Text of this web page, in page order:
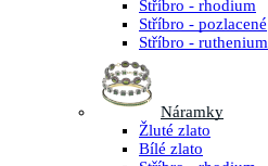
Stříbro - rhodium
Stříbro - pozlacené
Stříbro - ruthenium
Náramky
Žluté zlato
Bílé zlato